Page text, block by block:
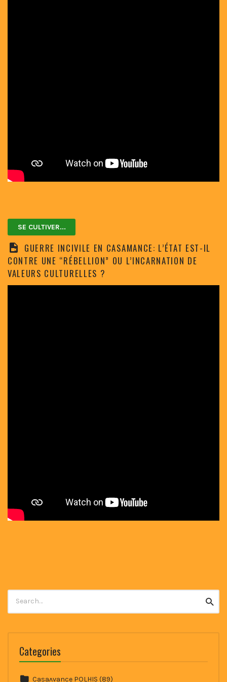
SE CULTIVER...
GUERRE INCIVILE EN CASAMANCE: L’ÉTAT EST-IL
CONTRE UNE “RÉBELLION” OU L’INCARNATION DE
VALEURS CULTURELLES ?
for:
Categories
Casaʌvance POLHIS (89)